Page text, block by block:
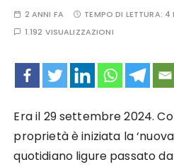
2 ANNI FA TEMPO DI LETTURA: 4
1.192 VISUALIZZAZIONI
Era il 29 settembre 2024.
proprietà è iniziata la
quotidiano ligure passato